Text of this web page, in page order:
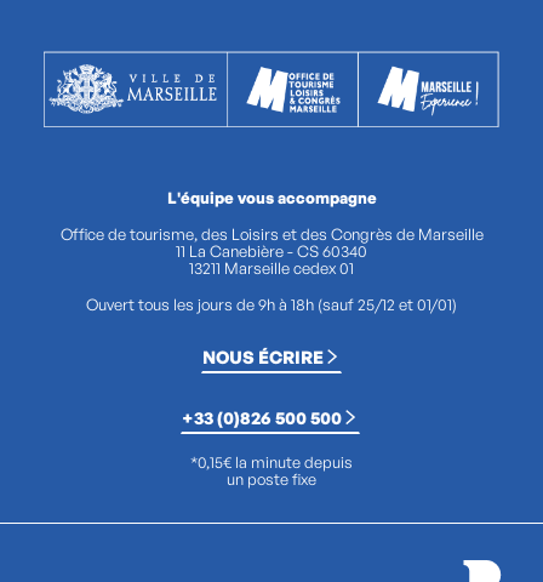
L'équipe vous accompagne
Office de tourisme, des Loisirs et des Congrès de Marseille
11 La Canebière - CS 60340
13211 Marseille cedex 01
Ouvert tous les jours de 9h à 18h (sauf 25/12 et 01/01)
NOUS ÉCRIRE
+33 (0)826 500 500
*0,15€ la minute depuis
un poste fixe